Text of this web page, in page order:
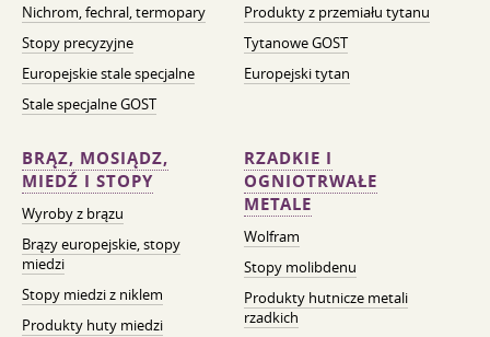
Nichrom, fechral, termopary
Stopy precyzyjne
Europejskie stale specjalne
Stale specjalne GOST
Produkty z przemiału tytanu
Tytanowe GOST
Europejski tytan
BRĄZ, MOSIĄDZ,
MIEDŹ I STOPY
Wyroby z brązu
Brązy europejskie, stopy
miedzi
Stopy miedzi z niklem
Produkty huty miedzi
RZADKIE I
OGNIOTRWAŁE
METALE
Wolfram
Stopy molibdenu
Produkty hutnicze metali
rzadkich